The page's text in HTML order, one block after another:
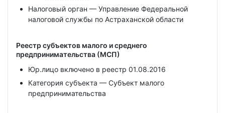
Налоговый орган — Управление Федеральной
налоговой службы по Астраханской области
Реестр субъектов малого и среднего
предпринимательства (МСП)
Юр.лицо включено в реестр 01.08.2016
Категория субъекта — Субъект малого
предпринимательства